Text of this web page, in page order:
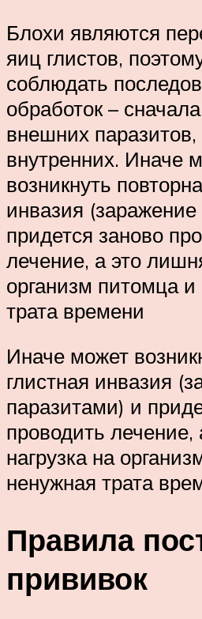
Блохи являются
яиц глистов,
соблюдать
обработок –
внешних паразитов,
внутренних. Иначе
возникнуть
инвазия
придется заново
лечение, а это
организм питомца
трата времени
Иначе может
глистная инвазия
паразитами) и
проводить
нагрузка на
ненужная трата
Правила
прививок